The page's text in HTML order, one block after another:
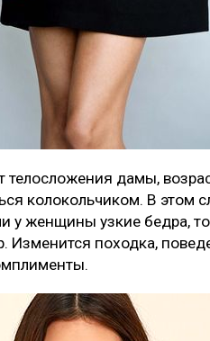
телосложения дамы,
колокольчиком. В этом
у женщины узкие бедра,
Изменится походка,